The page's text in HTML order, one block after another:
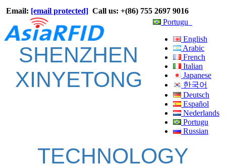
Email: [email protected] Call us: +(86) 755 2697 9016
Portugu
English
Arabic
French
Italian
Japanese
한국어
Deutsch
Español
Nederlands
Portugu
Russian
SHENZHEN
XINYETONG
TECHNOLOGY